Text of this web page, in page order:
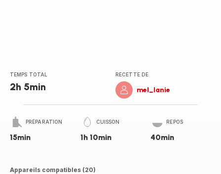
TEMPS TOTAL
2h 5min
RECETTE DE
mel_lanie
PRÉPARATION
15min
CUISSON
1h 10min
REPOS
40min
Appareils compatibles (20)